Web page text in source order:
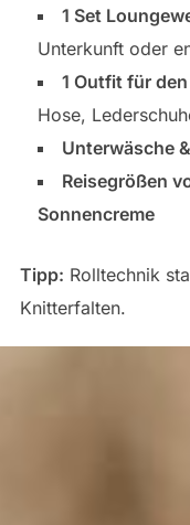
1 Set
Unterkunft oder
1 Outfit für
Hose,
Unterwäsche
Reisegrößen
Sonnencreme
Tipp: Rolltechnik
Knitterfalten.